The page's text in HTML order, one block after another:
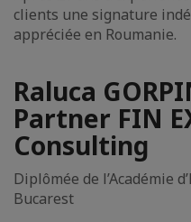
clients une signature
appréciée en Roumanie.
Raluca
Partner FIN
Consulting
Diplômée de l’Académie
Bucarest